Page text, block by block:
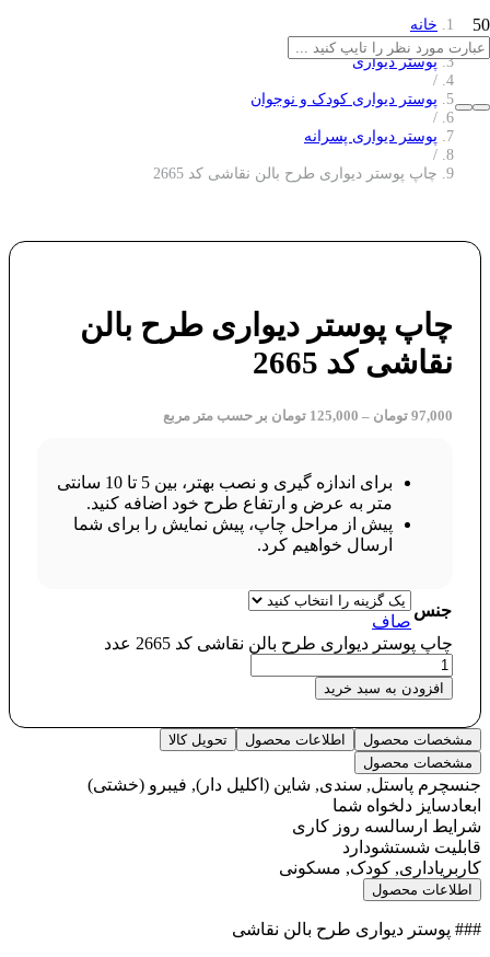
خانه
/
پوستر دیواری
/
پوستر دیواری کودک و نوجوان
/
پوستر دیواری پسرانه
/
چاپ پوستر دیواری طرح بالن نقاشی کد 2665
چاپ پوستر دیواری طرح بالن
نقاشی کد 2665
97,000 تومان –
125,000 تومان بر حسب متر مربع
برای اندازه گیری و نصب بهتر، بین 5 تا 10 سانتی
متر به عرض و ارتفاع طرح خود اضافه کنید.
پیش از مراحل چاپ، پیش نمایش را برای شما
ارسال خواهیم کرد.
جنس
صاف
چاپ پوستر دیواری طرح بالن نقاشی کد 2665 عدد
افزودن به سبد خرید
مشخصات محصول اطلاعات محصول
تحویل کالا
مشخصات محصول
جنسچرم پاستل, سندی, شاین (اکلیل دار), فیبرو (خشتی)
ابعادسایز دلخواه شما
شرایط ارسالسه روز کاری
قابلیت شستشودارد
کاربریاداری, کودک, مسکونی
اطلاعات محصول
### پوستر دیواری طرح بالن نقاشی